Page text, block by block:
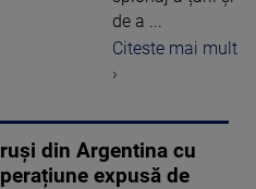
de a ...
Citeste mai mult
›
din Argentina cu
expusă de